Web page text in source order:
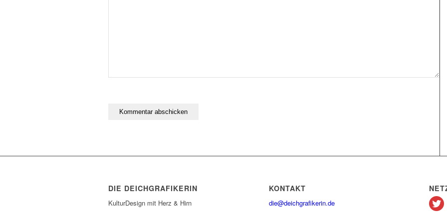
DIE DEICHGRAFIKERIN
KulturDesign mit Herz & Hirn
KONTAKT
die@deichgrafikerin.de